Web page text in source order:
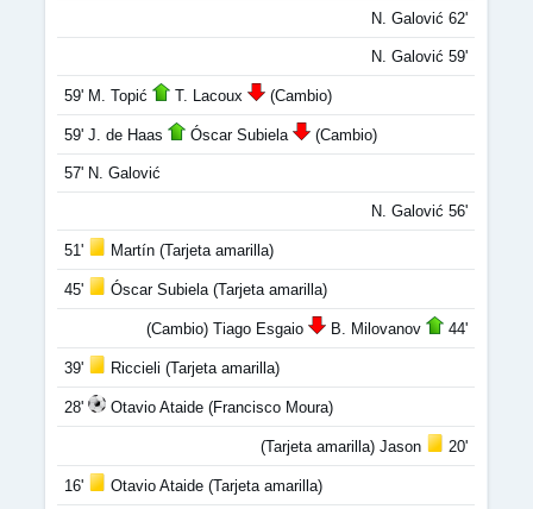
N. Galović 62'
N. Galović 59'
59' M. Topić T. Lacoux (Cambio)
59' J. de Haas Óscar Subiela (Cambio)
57' N. Galović
N. Galović 56'
51' Martín (Tarjeta amarilla)
45' Óscar Subiela (Tarjeta amarilla)
(Cambio) Tiago Esgaio B. Milovanov 44'
39' Riccieli (Tarjeta amarilla)
28' Otavio Ataide (Francisco Moura)
(Tarjeta amarilla) Jason 20'
16' Otavio Ataide (Tarjeta amarilla)